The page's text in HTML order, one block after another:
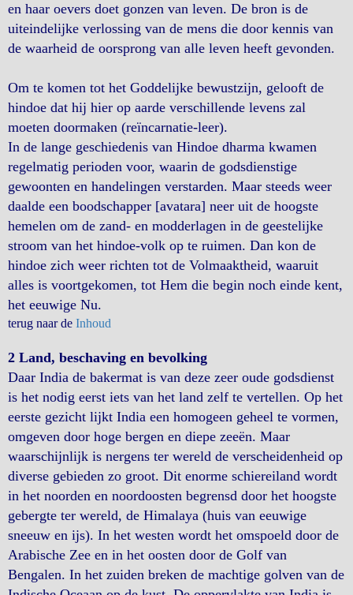
en haar oevers doet gonzen van leven. De bron is de
uiteindelijke verlossing van de mens die door kennis van
de waarheid de oorsprong van alle leven heeft gevonden.
Om te komen tot het Goddelijke bewustzijn, gelooft de
hindoe dat hij hier op aarde verschillende levens zal
moeten doormaken (reïncarnatie-leer).
In de lange geschiedenis van Hindoe dharma kwamen
regelmatig perioden voor, waarin de godsdienstige
gewoonten en handelingen verstarden. Maar steeds weer
daalde een boodschapper [avatara] neer uit de hoogste
hemelen om de zand- en modderlagen in de geestelijke
stroom van het hindoe-volk op te ruimen. Dan kon de
hindoe zich weer richten tot de Volmaaktheid, waaruit
alles is voortgekomen, tot Hem die begin noch einde kent,
het eeuwige Nu.
terug naar de Inhoud
2 Land, beschaving en bevolking
Daar India de bakermat is van deze zeer oude godsdienst
is het nodig eerst iets van het land zelf te vertellen. Op het
eerste gezicht lijkt India een homogeen geheel te vormen,
omgeven door hoge bergen en diepe zeeën. Maar
waarschijnlijk is nergens ter wereld de verscheidenheid op
diverse gebieden zo groot. Dit enorme schiereiland wordt
in het noorden en noordoosten begrensd door het hoogste
gebergte ter wereld, de Himalaya (huis van eeuwige
sneeuw en ijs). In het westen wordt het omspoeld door de
Arabische Zee en in het oosten door de Golf van
Bengalen. In het zuiden breken de machtige golven van de